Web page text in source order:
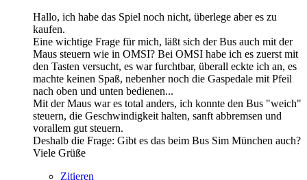
Hallo, ich habe das Spiel noch nicht, überlege aber es zu
kaufen.
Eine wichtige Frage für mich, läßt sich der Bus auch mit der
Maus steuern wie in OMSI? Bei OMSI habe ich es zuerst mit
den Tasten versucht, es war furchtbar, überall eckte ich an, es
machte keinen Spaß, nebenher noch die Gaspedale mit Pfeil
nach oben und unten bedienen...
Mit der Maus war es total anders, ich konnte den Bus "weich"
steuern, die Geschwindigkeit halten, sanft abbremsen und
vorallem gut steuern.
Deshalb die Frage: Gibt es das beim Bus Sim München auch?
Viele Grüße
Zitieren